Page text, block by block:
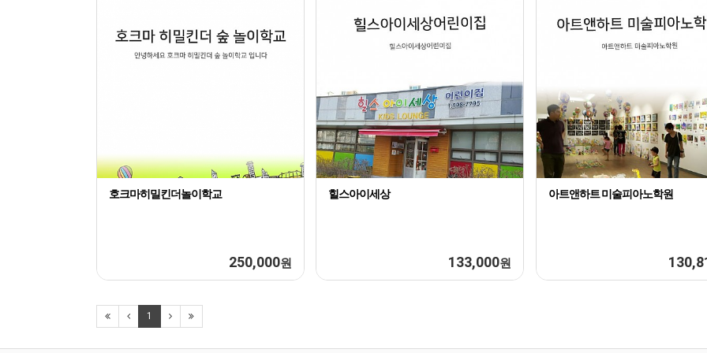
호크마히밀킨더놀이학교
250,000원
힐스아이세상
133,000원
아트앤하트 미술피아노학원
1